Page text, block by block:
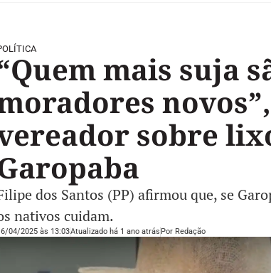
mais suja
sobre
dos Santos (PP) afirmou que, se
nativos cuidam.
04/2025 às 13:03Atualizado há 1 ano atrás Por Redação